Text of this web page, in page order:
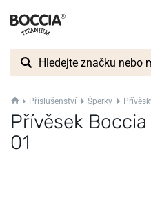
Příslušenství Šperky
Přívěsek
01